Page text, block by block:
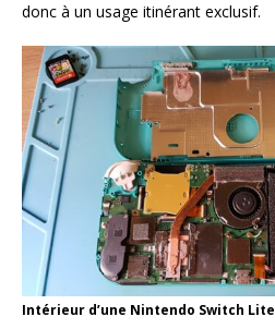
donc à un usage itinérant exclusif.
Intérieur d’une Nintendo Switch Lite